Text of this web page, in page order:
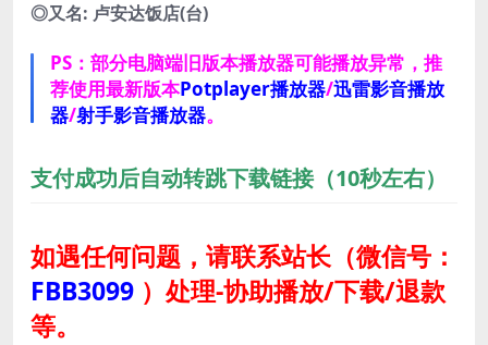
◎又名: 卢安达饭店(台)
PS：部分电脑端旧版本播放器可能播放异常，推
荐使用最新版本Potplayer播放器/迅雷影音播放
器/射手影音播放器。
支付成功后自动转跳下载链接（10秒左右）
如遇任何问题，请联系站长（微信号：
FBB3099 ） 处理-协助播放/下载/退款
等。